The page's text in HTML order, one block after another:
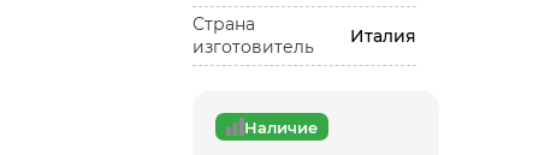
Страна
изготовитель
Италия
Наличие